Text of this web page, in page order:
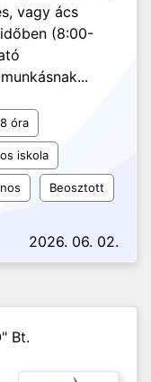
vagy ács
(8:00-
óra
iskola
Beosztott
2026. 06. 02.
Bt.